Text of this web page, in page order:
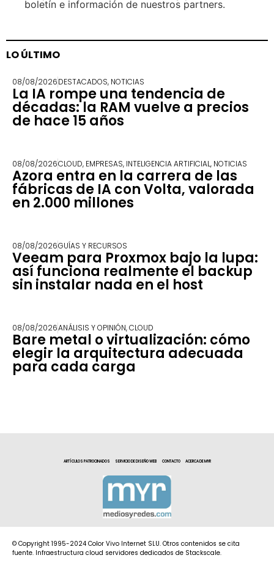
boletín e información de nuestros partners.
LO ÚLTIMO
08/08/2026DESTACADOS, NOTICIAS
La IA rompe una tendencia de
décadas: la RAM vuelve a precios
de hace 15 años
08/08/2026CLOUD, EMPRESAS, INTELIGENCIA ARTIFICIAL, NOTICIAS
Azora entra en la carrera de las
fábricas de IA con Volta, valorada
en 2.000 millones
08/08/2026GUÍAS Y RECURSOS
Veeam para Proxmox bajo la lupa:
así funciona realmente el backup
sin instalar nada en el host
08/08/2026ANÁLISIS Y OPINIÓN,CLOUD
Bare metal o virtualización: cómo
elegir la arquitectura adecuada
para cada carga
ARTÍCULOS PATROCINADOS SERVICIO DE DISEÑO WEB CONTACTO ACERCA DE MYR
© Copyright 1995-2024 Color Vivo Internet SLU. Otros contenidos se cita
fuente. Infraestructura cloud servidores dedicados de Stackscale.